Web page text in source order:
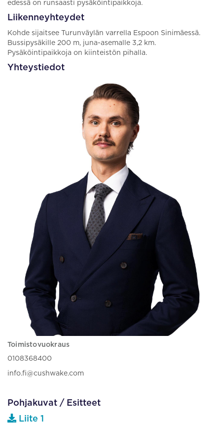
edessä on runsaasti pysäköintipaikkoja.
Liikenneyhteydet
Kohde sijaitsee Turunväylän varrella Espoon Sinimäessä.
Bussipysäkille 200 m, juna-asemalle 3,2 km.
Pysäköintipaikkoja on kiinteistön pihalla.
Yhteystiedot
Toimistovuokraus
0108368400
info.fi@cushwake.com
Pohjakuvat / Esitteet
Liite 1